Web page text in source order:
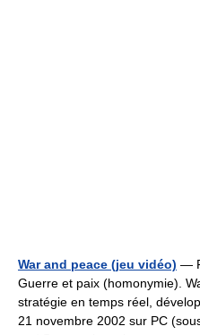
War and peace (jeu vidéo) —
Guerre et paix (homonymie).
stratégie en temps réel,
21 novembre 2002 sur PC